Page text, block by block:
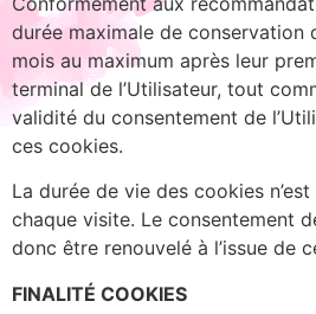
durée maximale de conservation
mois au maximum après leur
terminal de l’Utilisateur, tout
validité du consentement de
ces cookies.
La durée de vie des cookies
chaque visite. Le consentement
donc être renouvelé à l’issue de
FINALITÉ COOKIES